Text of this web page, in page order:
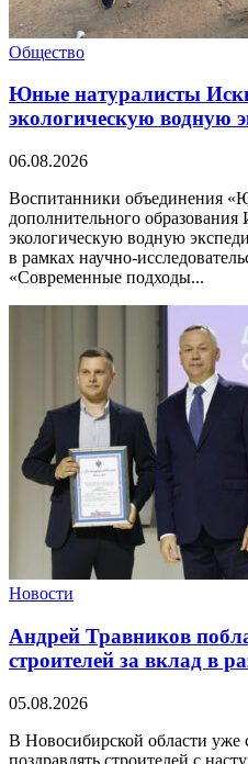
Общество
Юные натуралисты
экологическую водную
06.08.2026
Воспитанники объединения
дополнительного
экологическую водную
в рамках научно-
«Современные подходы...
Новости
Андрей Травников
строителей за вклад в
05.08.2026
В Новосибирской области уже
поздравлять строителей с